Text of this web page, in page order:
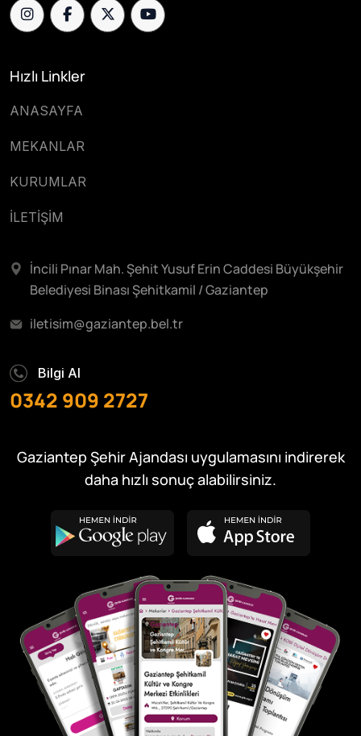
Hızlı Linkler
ANASAYFA
MEKANLAR
KURUMLAR
İLETİŞİM
İncili Pınar Mah. Şehit Yusuf Erin Caddesi Büyükşehir
Belediyesi Binası Şehitkamil / Gaziantep
iletisim@gaziantep.bel.tr
Bilgi Al
0342 909 2727
Gaziantep Şehir Ajandası uygulamasını indirerek
daha hızlı sonuç alabilirsiniz.